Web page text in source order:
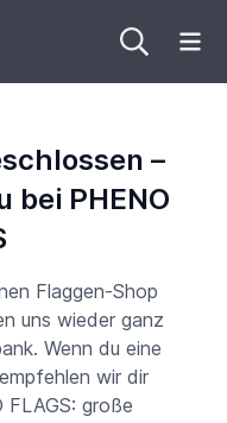
–
bei PHENO
Flaggen-Shop
uns wieder ganz
Wenn du eine
wir dir
FLAGS: große